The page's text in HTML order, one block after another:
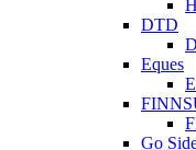
DTD
Eques
Go